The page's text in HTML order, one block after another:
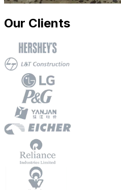
Our Clients